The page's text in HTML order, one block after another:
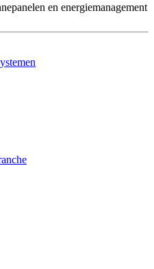
en energiemanagement